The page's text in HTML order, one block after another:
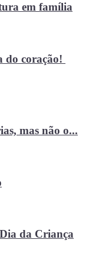
em família
do coração!
mas não o...
da Criança